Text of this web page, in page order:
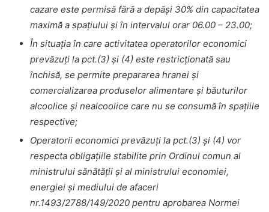
cazare este permisă fără a depăși 30% din capacitatea
maximă a spațiului și în intervalul orar 06.00 – 23.00;
În situaţia în care activitatea operatorilor economici
prevăzuţi la pct.(3) şi (4) este restricționată sau
închisă, se permite prepararea hranei şi
comercializarea produselor alimentare şi băuturilor
alcoolice şi nealcoolice care nu se consumă în spaţiile
respective;
Operatorii economici prevăzuţi la pct.(3) şi (4) vor
respecta obligaţiile stabilite prin Ordinul comun al
ministrului sănătăţii şi al ministrului economiei,
energiei şi mediului de afaceri
nr.1493/2788/149/2020 pentru aprobarea Normei